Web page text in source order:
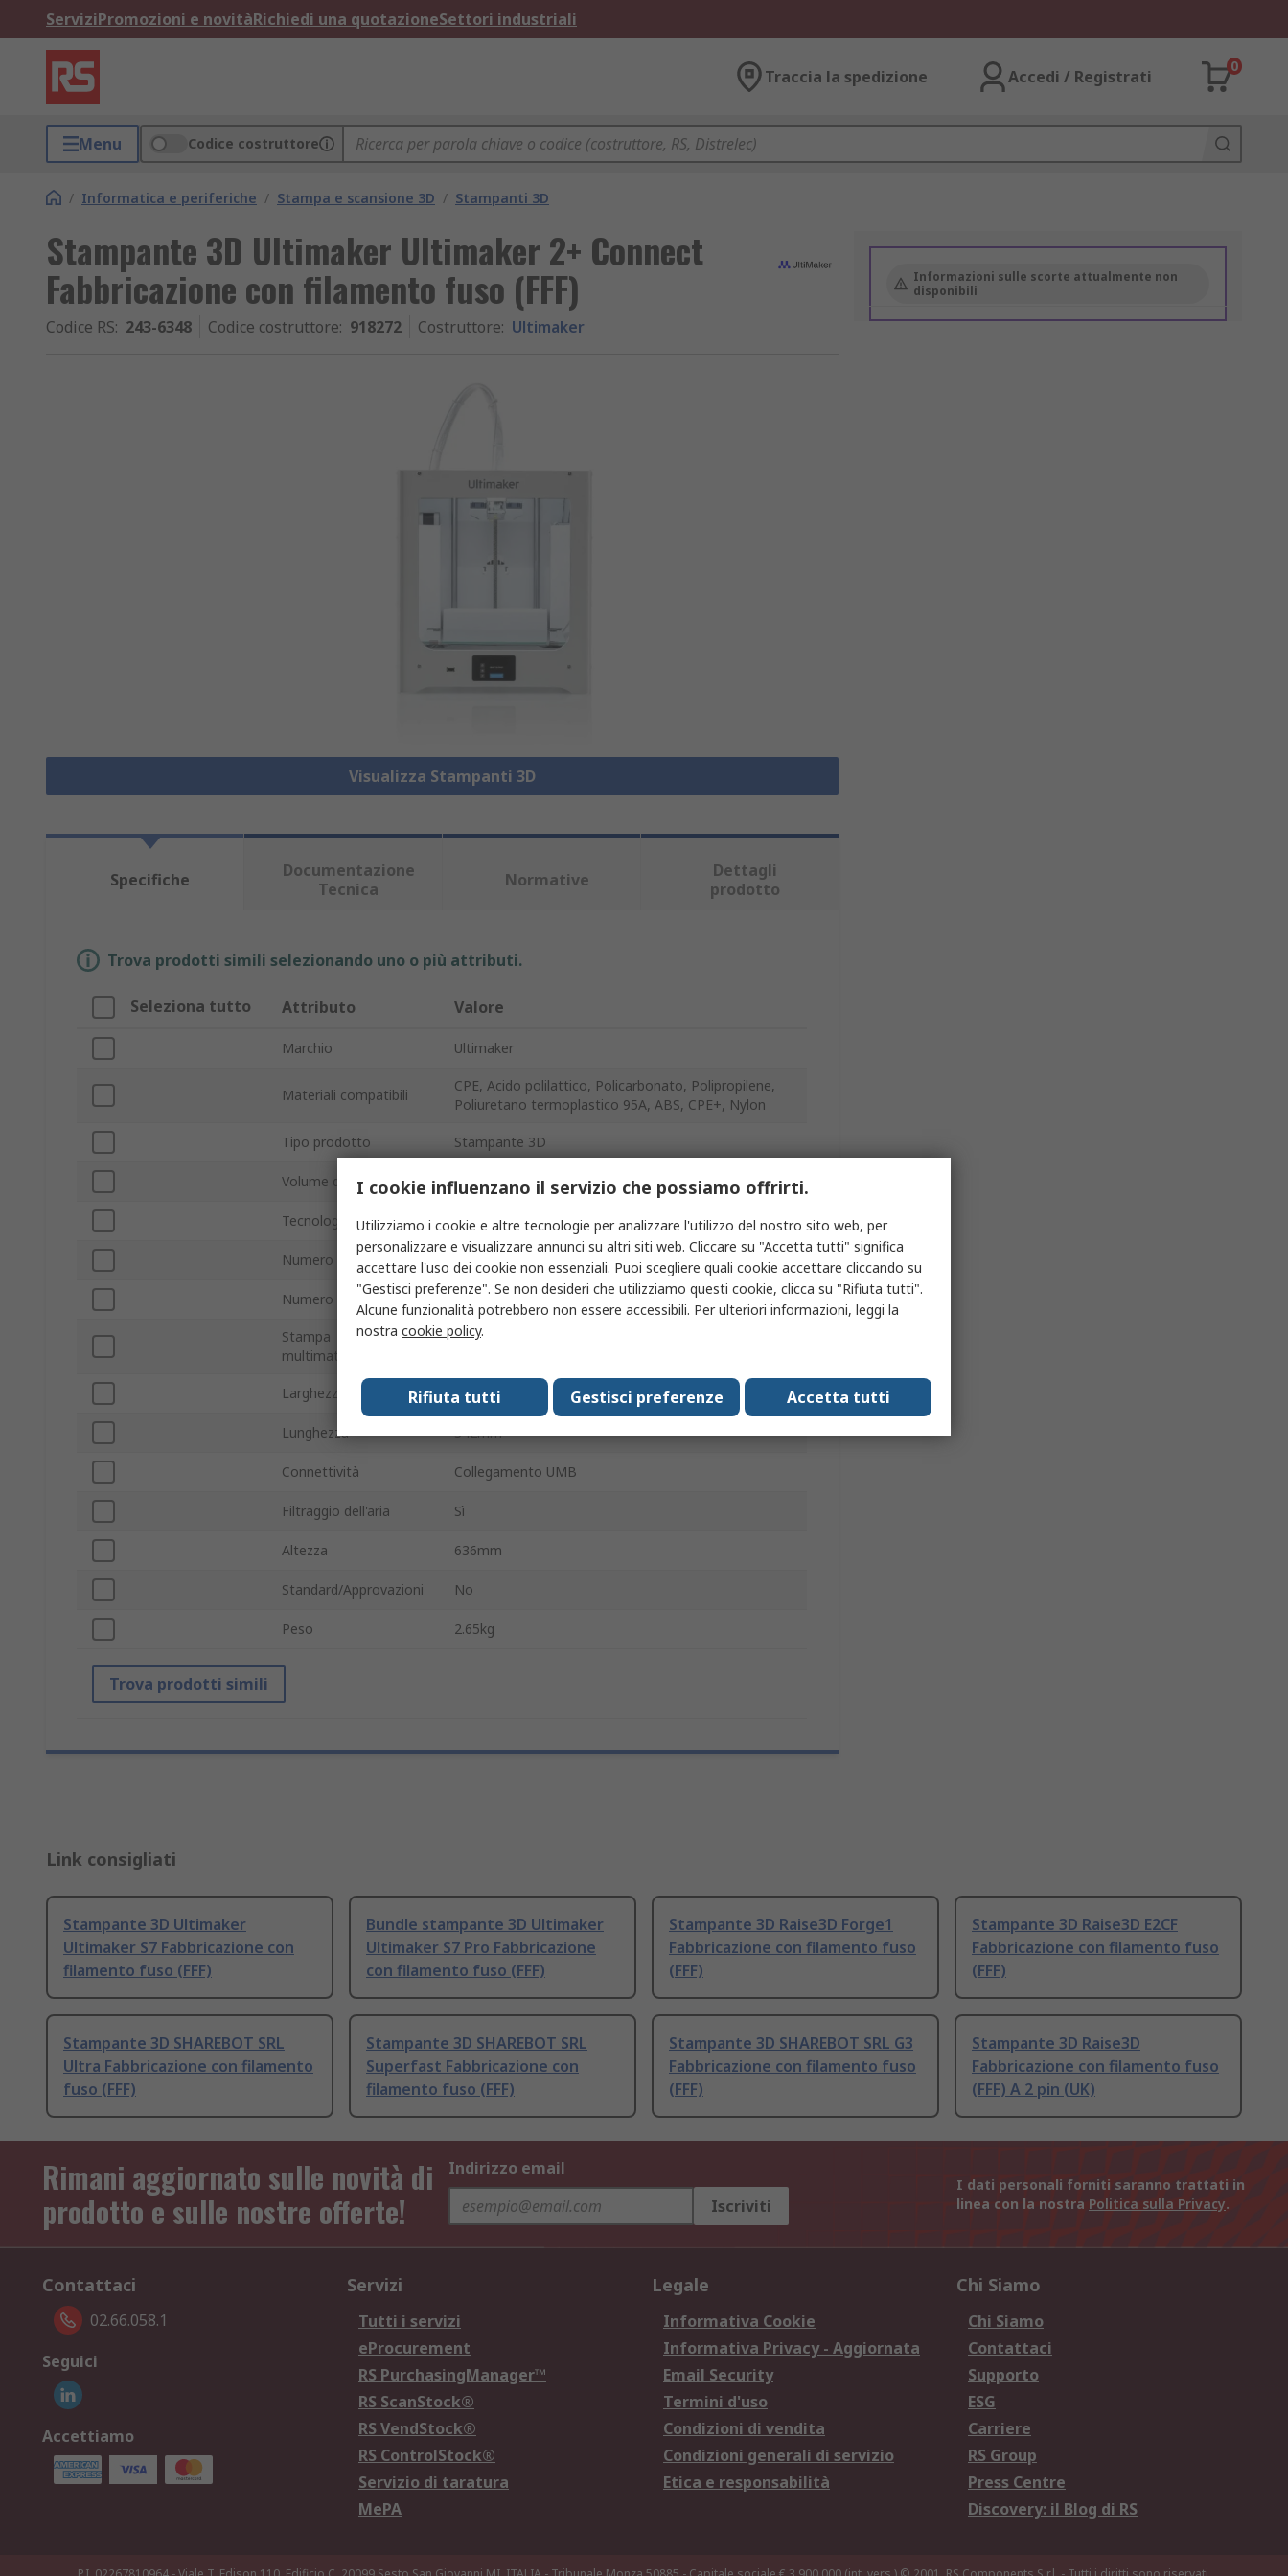
ServiziPromozioni e novitàRichiedi una quotazioneSettori industriali
Traccia la spedizione Accedi / Registrati
0
Menu Codice costruttore
/ Informatica e periferiche / Stampa e scansione 3D / Stampanti 3D
Stampante 3D Ultimaker Ultimaker 2+ Connect
Fabbricazione con filamento fuso (FFF)
Codice RS: 243-6348 Codice costruttore: 918272 Costruttore: Ultimaker
Visualizza Stampanti 3D
Informazioni sulle scorte attualmente non
disponibili
Specifiche
Documentazione
Tecnica
Normative
Dettagli
prodotto
Trova prodotti simili selezionando uno o più attributi.
Seleziona tutto Attributo Valore
Marchio Ultimaker
Materiali compatibili
CPE, Acido polilattico, Policarbonato, Polipropilene,
Poliuretano termoplastico 95A, ABS, CPE+, Nylon
Tipo prodotto Stampante 3D
Volume di stampa 223 x 220 x 205 mm
Tecnologia di stampa Fabbricazione con filamento fuso (FFF)
Numero di modello Ultimaker 2+ Connect
Numero di teste 1
Stampa
multimateriale
Larghezza 460mm
Lunghezza 342mm
Connettività Collegamento UMB
Filtraggio dell'aria Sì
Altezza 636mm
Standard/Approvazioni No
Peso 2.65kg
Trova prodotti simili
Link consigliati
Stampante 3D Ultimaker
Ultimaker S7 Fabbricazione con
filamento fuso (FFF)
Bundle stampante 3D Ultimaker
Ultimaker S7 Pro Fabbricazione
con filamento fuso (FFF)
Stampante 3D Raise3D Forge1
Fabbricazione con filamento fuso
(FFF)
Stampante 3D Raise3D E2CF
Fabbricazione con filamento fuso
(FFF)
Stampante 3D SHAREBOT SRL
Ultra Fabbricazione con filamento
fuso (FFF)
Stampante 3D SHAREBOT SRL
Superfast Fabbricazione con
filamento fuso (FFF)
Stampante 3D SHAREBOT SRL G3
Fabbricazione con filamento fuso
(FFF)
Stampante 3D Raise3D
Fabbricazione con filamento fuso
(FFF) A 2 pin (UK)
Rimani aggiornato sulle novità di
prodotto e sulle nostre offerte!
Indirizzo email
Iscriviti
I dati personali forniti saranno trattati in
linea con la nostra Politica sulla Privacy.
Contattaci
02.66.058.1
Seguici
Accettiamo
Servizi
Tutti i servizi
eProcurement
RS PurchasingManager™
RS ScanStock®
RS VendStock®
RS ControlStock®
Servizio di taratura
MePA
Legale
Informativa Cookie
Informativa Privacy - Aggiornata
Email Security
Termini d'uso
Condizioni di vendita
Condizioni generali di servizio
Etica e responsabilità
Chi Siamo
Chi Siamo
Contattaci
Supporto
ESG
Carriere
RS Group
Press Centre
Discovery: il Blog di RS
I cookie influenzano il servizio che possiamo offrirti.
Utilizziamo i cookie e altre tecnologie per analizzare l'utilizzo del nostro sito web, per
personalizzare e visualizzare annunci su altri siti web. Cliccare su "Accetta tutti" significa
accettare l'uso dei cookie non essenziali. Puoi scegliere quali cookie accettare cliccando su
"Gestisci preferenze". Se non desideri che utilizziamo questi cookie, clicca su "Rifiuta tutti".
Alcune funzionalità potrebbero non essere accessibili. Per ulteriori informazioni, leggi la
nostra cookie policy.
Accetta tutti
Gestisci preferenze
Rifiuta tutti